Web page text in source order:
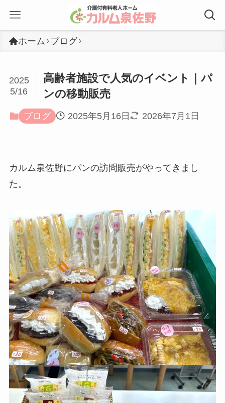
ホーム ブログ
高齢者施設で人気のイベント｜パ
ンの移動販売
2025
5/16
ブログ 2025年5月16日 2026年7月1日
カルム泉佐野にパンの訪問販売がやってきまし
た。